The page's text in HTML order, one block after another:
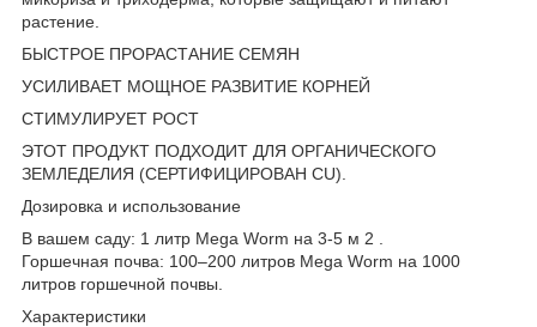
растение.
БЫСТРОЕ ПРОРАСТАНИЕ СЕМЯН
УСИЛИВАЕТ МОЩНОЕ РАЗВИТИЕ КОРНЕЙ
СТИМУЛИРУЕТ РОСТ
ЭТОТ ПРОДУКТ ПОДХОДИТ ДЛЯ ОРГАНИЧЕСКОГО
ЗЕМЛЕДЕЛИЯ (СЕРТИФИЦИРОВАН CU).
Дозировка и использование
В вашем саду: 1 литр Mega Worm на 3-5 м 2
Горшечная почва: 100–200 литров Mega Worm на 1000
литров горшечной почвы.
Характеристики